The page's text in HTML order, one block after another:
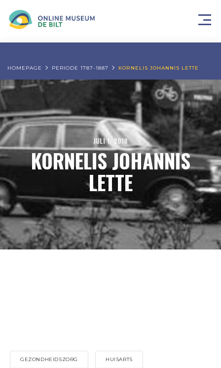
HOMEPAGE PERIODE 1787-1887 KORNELIS JOHANNIS LETTE
JULI 1, 2018
KORNELIS JOHANNIS
LETTE
GEZONDHEIDSZORG HUISARTS